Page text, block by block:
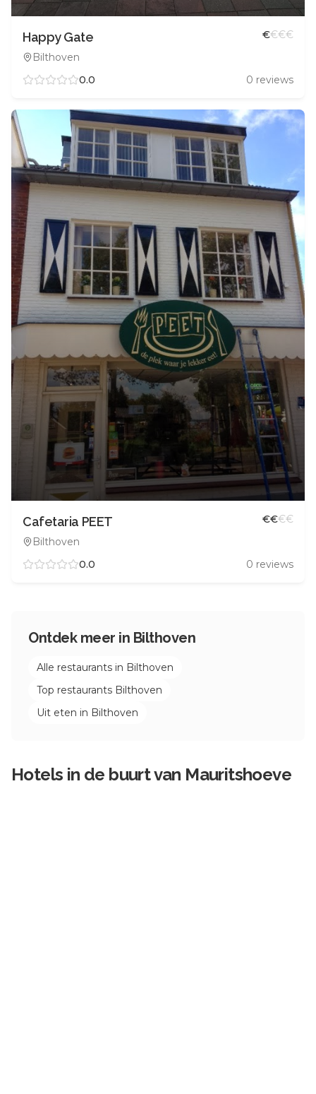
Happy Gate
Bilthoven
€€€€
0.0 0 reviews
Cafetaria PEET
Bilthoven
€€€€
0.0 0 reviews
Ontdek meer in Bilthoven
Alle restaurants in Bilthoven
Top restaurants Bilthoven
Uit eten in Bilthoven
Hotels in de buurt van Mauritshoeve